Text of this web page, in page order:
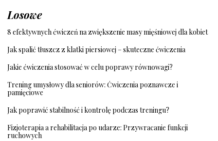
Losowe
8 efektywnych ćwiczeń na zwiększenie masy mięśniowej dla kobiet
Jak spalić tłuszcz z klatki piersiowej – skuteczne ćwiczenia
Jakie ćwiczenia stosować w celu poprawy równowagi?
Trening umysłowy dla seniorów: Ćwiczenia poznawcze i
pamięciowe
Jak poprawić stabilność i kontrolę podczas treningu?
Fizjoterapia a rehabilitacja po udarze: Przywracanie funkcji
ruchowych